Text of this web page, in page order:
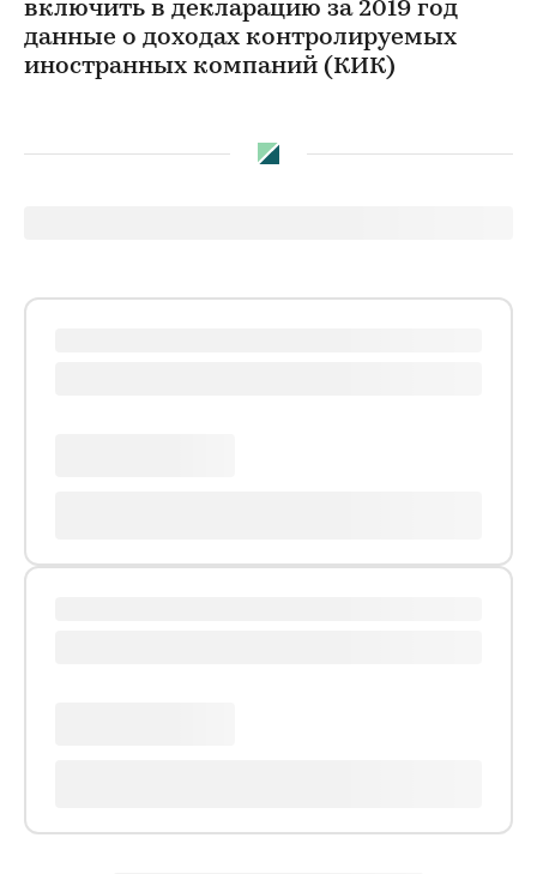
включить в декларацию за 2019 год
данные о доходах контролируемых
иностранных компаний (КИК)